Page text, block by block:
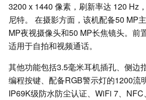
3200 x 1440 像素，刷新率达 120 Hz
尼特。 在摄影方面，该机配备50 MP
MP夜视摄像头和50 MP长焦镜头。前
适用于自拍和视频通话。
其他功能包括3.5毫米耳机插孔、侧边
编程按键、配备RGB警示灯的1200流
IP69K级防水防尘认证、WiFi 7、